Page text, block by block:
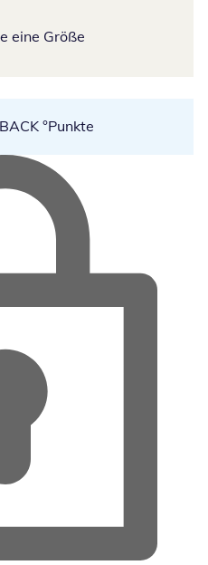
eine Größe
°Punkte